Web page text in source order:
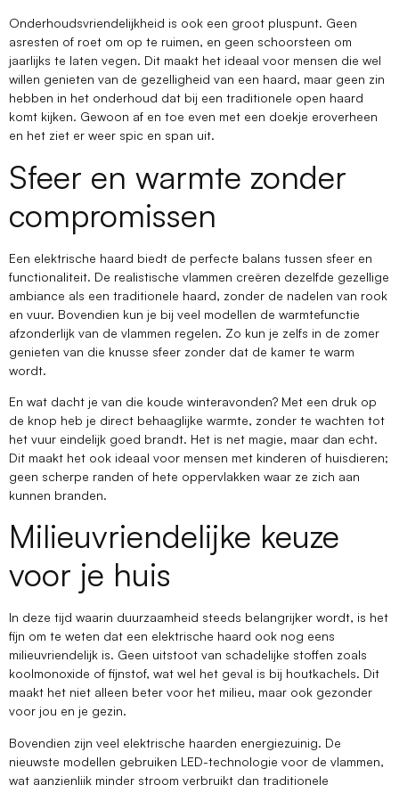
Onderhoudsvriendelijkheid is ook een groot pluspunt. Geen
asresten of roet om op te ruimen, en geen schoorsteen om
jaarlijks te laten vegen. Dit maakt het ideaal voor mensen die wel
willen genieten van de gezelligheid van een haard, maar geen zin
hebben in het onderhoud dat bij een traditionele open haard
komt kijken. Gewoon af en toe even met een doekje eroverheen
en het ziet er weer spic en span uit.
Sfeer en warmte zonder
compromissen
Een elektrische haard biedt de perfecte balans tussen sfeer en
functionaliteit. De realistische vlammen creëren dezelfde gezellige
ambiance als een traditionele haard, zonder de nadelen van rook
en vuur. Bovendien kun je bij veel modellen de warmtefunctie
afzonderlijk van de vlammen regelen. Zo kun je zelfs in de zomer
genieten van die knusse sfeer zonder dat de kamer te warm
wordt.
En wat dacht je van die koude winteravonden? Met een druk op
de knop heb je direct behaaglijke warmte, zonder te wachten tot
het vuur eindelijk goed brandt. Het is net magie, maar dan echt.
Dit maakt het ook ideaal voor mensen met kinderen of huisdieren;
geen scherpe randen of hete oppervlakken waar ze zich aan
kunnen branden.
Milieuvriendelijke keuze
voor je huis
In deze tijd waarin duurzaamheid steeds belangrijker wordt, is het
fijn om te weten dat een elektrische haard ook nog eens
milieuvriendelijk is. Geen uitstoot van schadelijke stoffen zoals
koolmonoxide of fijnstof, wat wel het geval is bij houtkachels. Dit
maakt het niet alleen beter voor het milieu, maar ook gezonder
voor jou en je gezin.
Bovendien zijn veel elektrische haarden energiezuinig. De
nieuwste modellen gebruiken LED-technologie voor de vlammen,
wat aanzienlijk minder stroom verbruikt dan traditionele